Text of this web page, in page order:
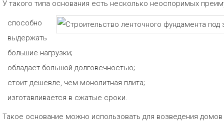
У такого типа основания есть несколько неоспоримых
способно
выдержать
большие нагрузки;
обладает большой долговечностью;
стоит дешевле, чем монолитная плита;
изготавливается в сжатые сроки.
Такое основание можно использовать для возведения домов